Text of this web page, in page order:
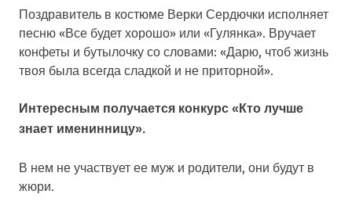
Поздравитель в костюме Верки Сердючки исполняет
песню «Все будет хорошо» или «Гулянка». Вручает
конфеты и бутылочку со словами: «Дарю, чтоб жизнь
твоя была всегда сладкой и не приторной».
Интересным получается конкурс «Кто лучше
знает именинницу».
В нем не участвует ее муж и родители, они будут в
жюри.